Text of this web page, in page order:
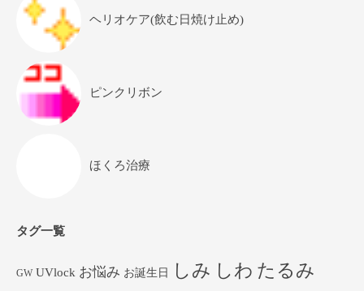
ヘリオケア(飲む日焼け止め)
ピンクリボン
ほくろ治療
タグ一覧
GW UVlock お悩み お誕生日 しみ しわ たるみ